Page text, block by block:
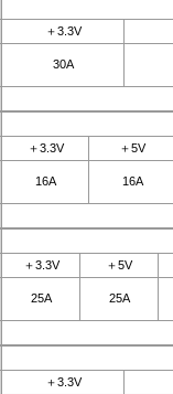
＋3.3V
30A
＋3.3V ＋5V
16A 16A
＋3.3V ＋5V
25A 25A
＋3.3V